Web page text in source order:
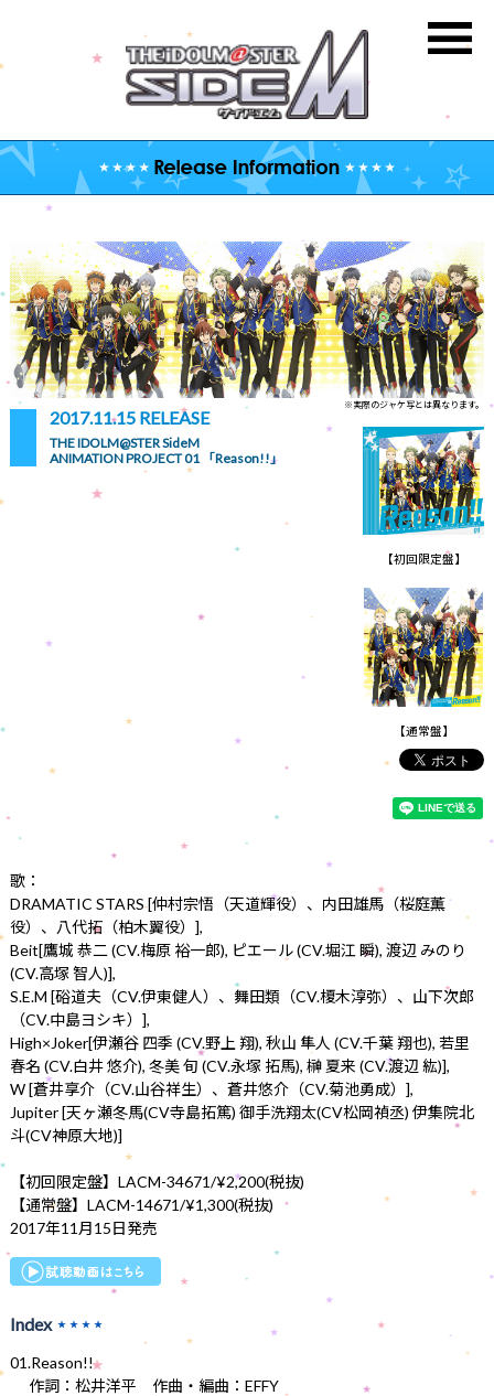
※実際のジャケ写とは異なります。
【初回限定盤】
【通常盤】
2017.11.15 RELEASE
THE IDOLM@STER SideM
ANIMATION PROJECT 01 「Reason!!」
歌：
DRAMATIC STARS [仲村宗悟（天道輝役）、内田雄馬（桜庭薫
役）、八代拓（柏木翼役）],
Beit[鷹城 恭二 (CV.梅原 裕一郎), ピエール (CV.堀江 瞬), 渡辺 みのり
(CV.高塚 智人)],
S.E.M [硲道夫（CV.伊東健人）、舞田類（CV.榎木淳弥）、山下次郎
（CV.中島ヨシキ）],
High×Joker[伊瀬谷 四季 (CV.野上 翔), 秋山 隼人 (CV.千葉 翔也), 若里
春名 (CV.白井 悠介), 冬美 旬 (CV.永塚 拓馬), 榊 夏来 (CV.渡辺 紘)],
W [蒼井享介（CV.山谷祥生）、蒼井悠介（CV.菊池勇成）],
Jupiter [天ヶ瀬冬馬(CV寺島拓篤) 御手洗翔太(CV松岡禎丞) 伊集院北
斗(CV神原大地)]
【初回限定盤】LACM-34671/¥2,200(税抜)
【通常盤】LACM-14671/¥1,300(税抜)
2017年11月15日発売
Index ★★★★
01.Reason!!
作詞：松井洋平 作曲・編曲：EFFY